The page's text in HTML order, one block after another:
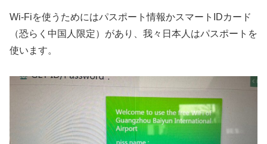
Wi-Fiを使うためにはパスポート情報かスマートIDカード
（恐らく中国人限定）があり、我々日本人はパスポートを
使います。